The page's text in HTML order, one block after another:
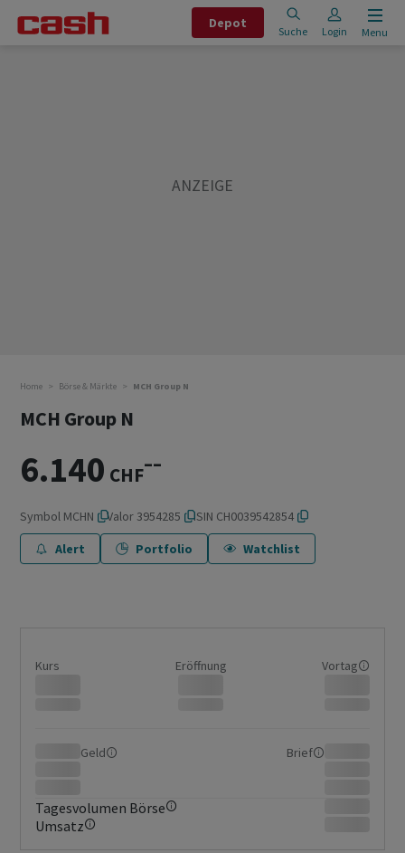
Depot
Suche Login Menu
Home Börse & Märkte MCH Group N
MCH Group N
6.140 CHF––
Symbol MCHN Valor 3954285 ISIN CH0039542854
Alert
Portfolio Watchlist
Kurs Eröffnung Vortag
Geld Brief
Tagesvolumen Börse
Umsatz